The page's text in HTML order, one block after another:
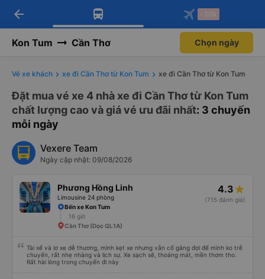
Tải app Vexere ngay!
Nhận ưu đãi thành viên độc
Mở app
Tải app Vexere
-30k/ghế khi đặt vé máy bay qua
Mở app
arrow_back -30k
Kon Tum Cần Thơ Chọn ngày
Vé xe khách xe đi Cần Thơ từ Kon Tum xe đi Cần Thơ từ Kon Tum
Đặt mua vé xe 4 nhà xe đi Cần Thơ từ Kon Tum
chất lượng cao và giá vé ưu đãi nhất: 3 chuyến
mỗi ngày
Vexere Team
Ngày cập nhật: 09/08/2026
Phương Hồng Linh
Limousine 24 phòng
4.3
(715 đánh giá)
Bến xe Kon Tum
16 giờ
Cần Thơ (Dọc QL1A)
Tài xế và lơ xe dễ thương, mình kẹt xe nhưng vẫn cố gắng đợi để mình ko trễ
chuyến, rất nhẹ nhàng và lịch sự. Xe sạch sẽ, thoáng mát, mền thơm tho.
Rất hài lòng trong chuyến đi này